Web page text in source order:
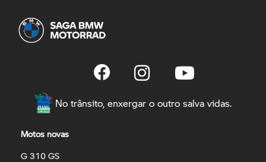
No trânsito, enxergar o outro salva vidas.
Motos novas
G 310 GS